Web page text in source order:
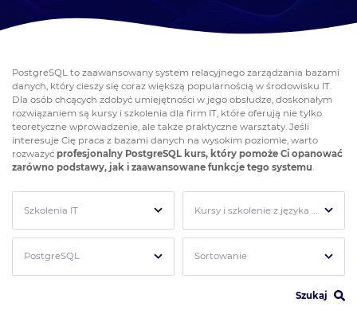
PostgreSQL to zaawansowany system relacyjnego zarządzania bazami
danych, który cieszy się coraz większą popularnością w środowisku IT.
Dla osób chcących zdobyć umiejętności w jego obsłudze, doskonałym
rozwiązaniem są kursy i szkolenia dla firm IT , które oferują nie tylko
teoretyczne wprowadzenie, ale także praktyczne warsztaty. Jeśli
interesuje Cię praca z bazami danych na wysokim poziomie, warto
rozważyć profesjonalny PostgreSQL kurs, który pomoże Ci opanować
zarówno podstawy, jak i zaawansowane funkcje tego systemu
Szkolenia IT
PostgreSQL Sortowanie
Szukaj